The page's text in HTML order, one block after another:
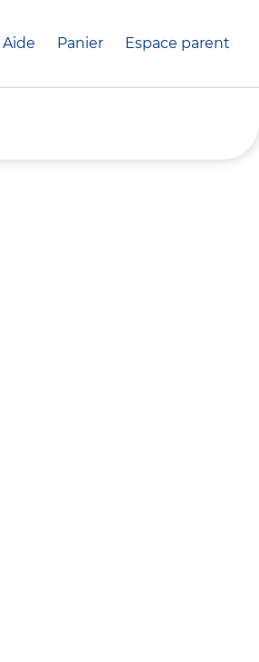
Aide Panier crèche(s)
Espace parent